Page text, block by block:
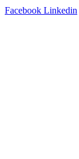
Facebook Linkedin